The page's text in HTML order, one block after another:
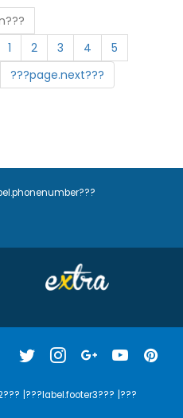
1 2 3 4
5
???page.next???
|???label.footer3??? |???